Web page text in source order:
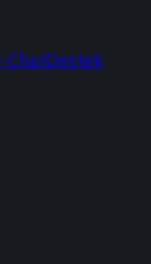
ChatDestek